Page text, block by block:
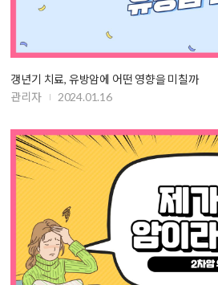
갱년기 치료, 유방암에 어떤 영향을 미칠까
관리자
2024.01.16